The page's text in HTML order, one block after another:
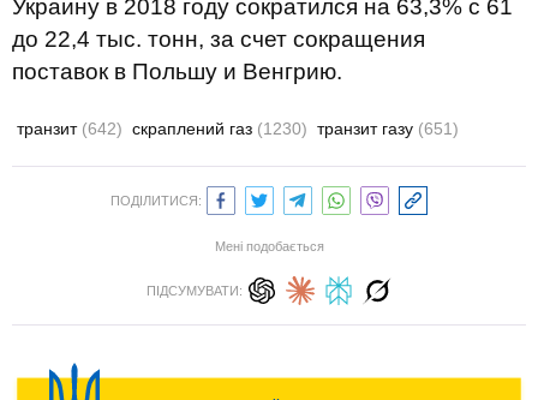
Украину в 2018 году сократился на 63,3% с 61
до 22,4 тыс. тонн, за счет сокращения
поставок в Польшу и Венгрию.
транзит (642) скраплений газ (1230) транзит газу (651)
ПОДІЛИТИСЯ:
Мені подобається
ПІДСУМУВАТИ: